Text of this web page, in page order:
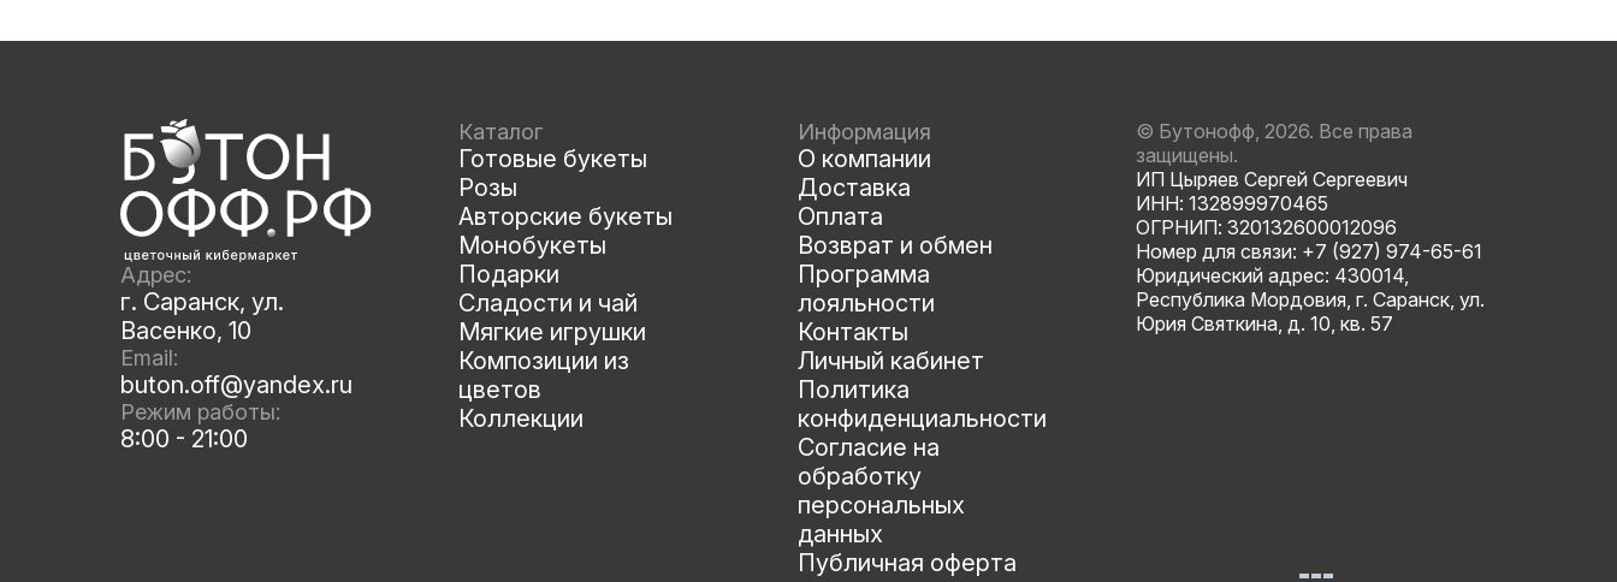
Адрес:
г. Саранск, ул.
Васенко, 10
Email:
buton.off@yandex.ru
Режим работы:
8:00 - 21:00
Каталог
Готовые букеты
Розы
Авторские букеты
Монобукеты
Подарки
Сладости и чай
Мягкие игрушки
Композиции из
цветов
Коллекции
Информация
О компании
Доставка
Оплата
Возврат и обмен
Программа
лояльности
Контакты
Личный кабинет
Политика
конфиденциальности
Согласие на
обработку
персональных
данных
Публичная оферта
© Бутонофф, 2026. Все права
защищены.
ИП Цыряев Сергей Сергеевич
ИНН: 132899970465
ОГРНИП: 320132600012096
Номер для связи: +7 (927) 974-65-61
Юридический адрес: 430014,
Республика Мордовия, г. Саранск, ул.
Юрия Святкина, д. 10, кв. 57